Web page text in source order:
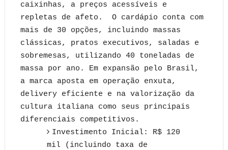
caixinhas, a preços acessíveis e
repletas de afeto. O cardápio conta com
mais de 30 opções, incluindo massas
clássicas, pratos executivos, saladas e
sobremesas, utilizando 40 toneladas de
massa por ano. Em expansão pelo Brasil,
a marca aposta em operação enxuta,
delivery eficiente e na valorização da
cultura italiana como seus principais
diferenciais competitivos.
Investimento Inicial: R$ 120
mil (incluindo taxa de